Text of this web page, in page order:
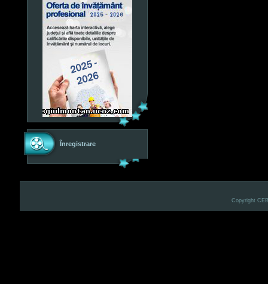
Înregistrare
Copyright